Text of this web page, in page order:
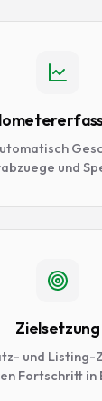
und
Zielsetzung
und
Fortschritt in